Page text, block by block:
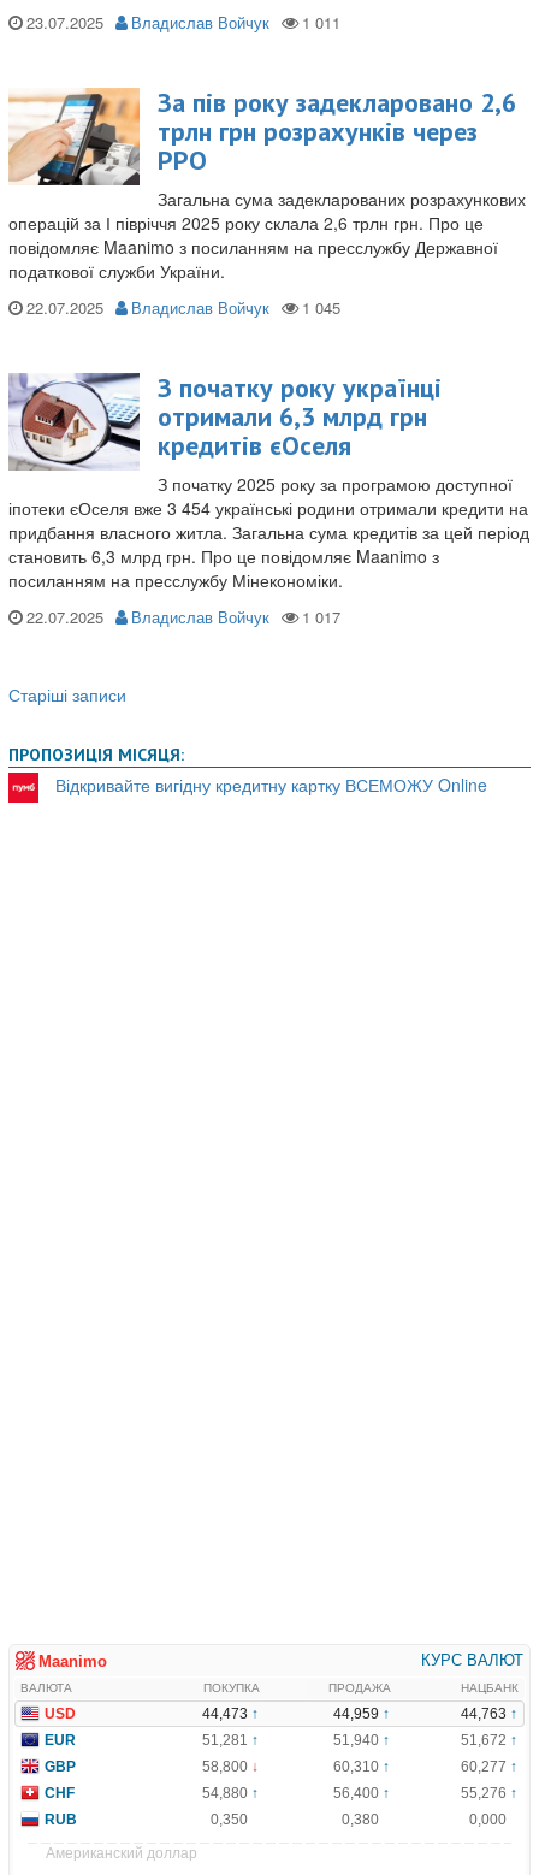
23.07.2025 Владислав Войчук
За пів року задекларовано 2,6
трлн грн розрахунків через
РРО
Загальна сума задекларованих розрахункових
операцій за І півріччя 2025 року склала 2,6 трлн грн. Про це
повідомляє Maanimo з посиланням на пресслужбу Державної
податкової служби України.
22.07.2025 Владислав Войчук
З початку року українці
отримали 6,3 млрд грн
кредитів єОселя
З початку 2025 року за програмою доступної
іпотеки єОселя вже 3 454 українські родини отримали кредити на
придбання власного житла. Загальна сума кредитів за цей період
становить 6,3 млрд грн. Про це повідомляє Maanimo з
посиланням на пресслужбу Мінекономіки.
22.07.2025 Владислав Войчук
записів
Старіші записи
ПРОПОЗИЦІЯ МІСЯЦЯ:
Відкривайте вигідну кредитну картку ВСЕМОЖУ Online